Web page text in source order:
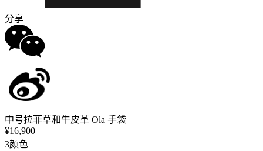
分享
中号拉菲草和牛皮革 Ola 手袋
¥16,900
3颜色